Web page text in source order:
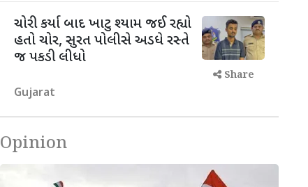
ચોરી કર્યા બાદ ખાટુ શ્યામ જઈ રહ્યો
હતો ચોર, સુરત પોલીસે અડધે રસ્તે
જ પકડી લીધો
Gujarat
Share
Opinion